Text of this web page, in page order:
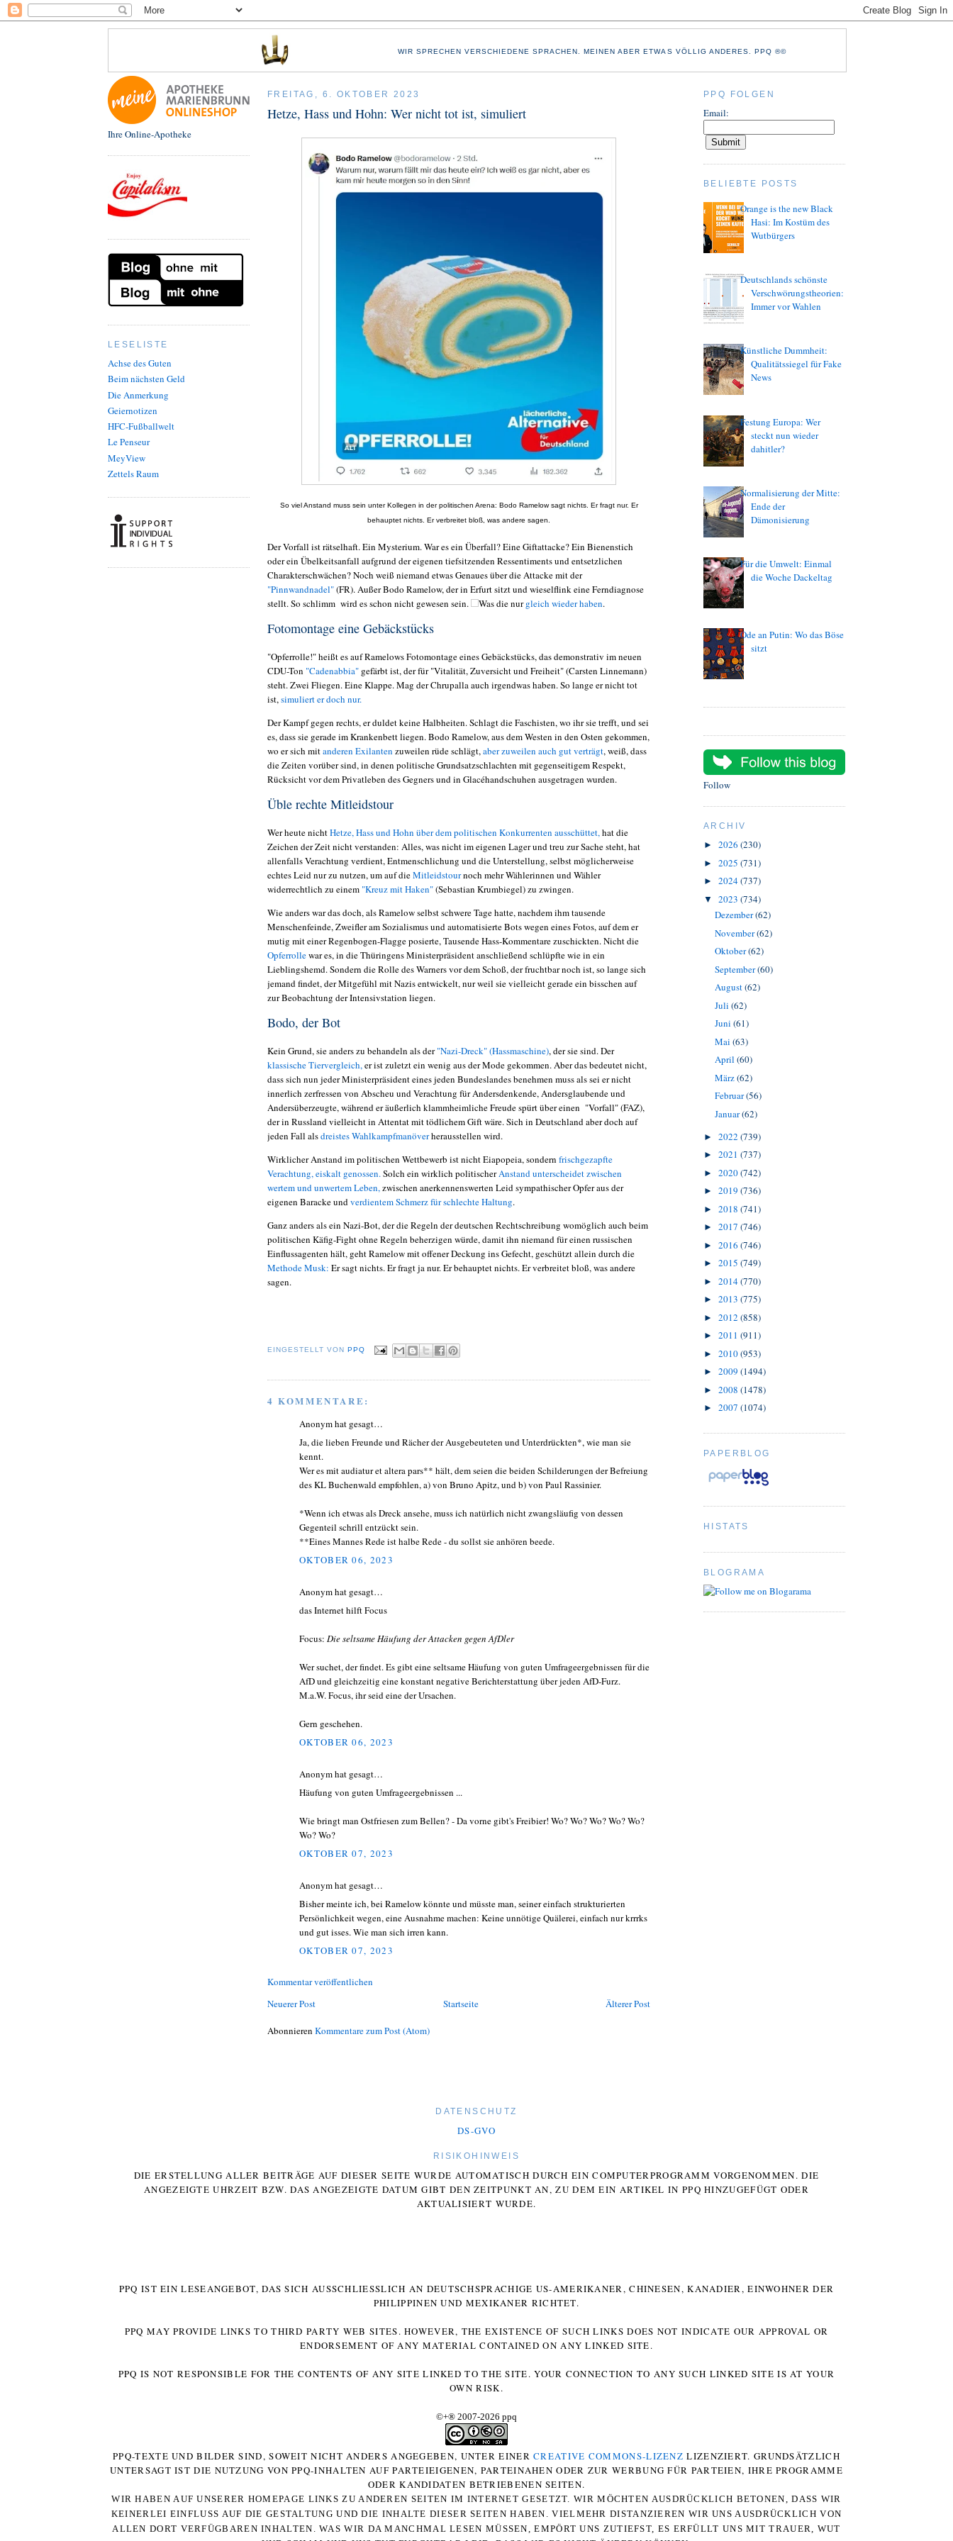
WIR SPRECHEN VERSCHIEDENE SPRACHEN. MEINEN ABER ETWAS VÖLLIG ANDERES. PPQ ®©
Ihre Online-Apotheke
LESELISTE
Achse des Guten
Beim nächsten Geld
Die Anmerkung
Geiernotizen
HFC-Fußballwelt
Le Penseur
MeyView
Zettels Raum
FREITAG, 6. OKTOBER 2023
Hetze, Hass und Hohn: Wer nicht tot ist, simuliert
So viel Anstand muss sein unter Kollegen in der politischen Arena: Bodo Ramelowsagt nichts. Er fragt nur. Er
behauptet nichts. Er verbreitet bloß, was andere sagen.
Der Vorfall ist rätselhaft. Ein Mysterium. War es ein Überfall? Eine Giftattacke? Ein Bienenstich
oder ein Übelkeitsanfall aufgrund der eigenen tiefsitzenden Ressentiments und entsetzlichen
Charakterschwächen? Noch weiß niemand etwas Genaues über die Attacke mit der
"Pinnwandnadel"(FR). Außer Bodo Ramelow, der in Erfurt sitzt und wieselflink eine Ferndiagnose
stellt. So schlimm wird es schon nicht gewesen sein.
Was die nurgleich wieder haben.
Fotomontage eine Gebäckstücks
"Opferrolle!" heißt es auf Ramelows Fotomontage eines Gebäckstücks, das demonstrativ im neuen
CDU-Ton "Cadenabbia" gefärbt ist, der für "Vitalität, Zuversicht und Freiheit" (Carsten Linnemann)
steht. Zwei Fliegen. Eine Klappe. Mag der Chrupalla auch irgendwas haben. So lange er nicht tot
ist, simuliert er doch nur.
Der Kampf gegen rechts, er duldet keine Halbheiten. Schlagt die Faschisten, wo ihr sie trefft, und sei
es, dass sie gerade im Krankenbett liegen. Bodo Ramelow, aus dem Westen in den Osten gekommen,
wo er sich mitanderen Exilanten zuweilen rüde schlägt, aber zuweilen auch gut verträgt, weiß, dass
die Zeiten vorüber sind, in denen politische Grundsatzschlachten mit gegenseitigem Respekt,
Rücksicht vor dem Privatleben des Gegners und in Glacéhandschuhen ausgetragen wurden.
Üble rechte Mitleidstour
Wer heute nichtHetze, Hass und Hohn über dem politischen Konkurrenten ausschüttet, hat die
Zeichen der Zeit nicht verstanden: Alles, was nicht im eigenen Lager und treu zur Sache steht, hat
allenfalls Verachtung verdient, Entmenschlichung und die Unterstellung, selbst möglicherweise
echtes Leid nur zu nutzen, um auf dieMitleidstournoch mehr Wählerinnen und Wähler
widerrechtlich zu einem "Kreuz mit Haken"(Sebastian Krumbiegel) zu zwingen.
Wie anders war das doch, als Ramelow selbst schwere Tage hatte, nachdem ihm tausende
Menschenfeinde, Zweifler am Sozialismus und automatisierte Bots wegen eines Fotos, auf dem er
mutig mit einer Regenbogen-Flagge posierte, Tausende Hass-Kommentare zuschickten. Nicht die
Opferrollewar es, in die Thüringens Ministerpräsident anschließend schlüpfte wie in ein
Lieblingshemd. Sondern die Rolle des Warners vor dem Schoß, der fruchtbar noch ist, so lange sich
jemand findet, der Mitgefühl mit Nazis entwickelt, nur weil sie vielleicht gerade ein bisschen auf
zur Beobachtung der Intensivstation liegen.
Bodo, der Bot
Kein Grund, sie anders zu behandeln als der"Nazi-Dreck" (Hassmaschine), der sie sind. Der
klassische Tiervergleich, er ist zuletzt ein wenig aus der Mode gekommen. Aber das bedeutet nicht,
dass sich nun jeder Ministerpräsident eines jeden Bundeslandes benehmen muss als sei er nicht
innerlich zerfressen von Abscheu und Verachtung für Andersdenkende, Andersglaubende und
Andersüberzeugte, während er äußerlich klammheimliche Freude spürt über einen "Vorfall" (FAZ),
der in Russland vielleicht in Attentat mit tödlichem Gift wäre. Sich in Deutschland aber doch auf
jeden Fall alsdreistes Wahlkampfmanöverherausstellen wird.
Wirklicher Anstand im politischen Wettbewerb ist nicht Eiapopeia, sondern frischgezapfte
Verachtung, eiskalt genossen. Solch ein wirklich politischerAnstand unterscheidet zwischen
wertem und unwertem Leben, zwischen anerkennenswerten Leid sympathischer Opfer aus der
eigenen Baracke und verdientem Schmerz für schlechte Haltung.
Ganz anders als ein Nazi-Bot, der die Regeln der deutschen Rechtschreibung womöglich auch beim
politischen Käfig-Fight ohne Regeln beherzigen würde, damit ihn niemand für einen russischen
Einflussagenten hält, geht Ramelow mit offener Deckung ins Gefecht, geschützt allein durch die
Methode Musk: Er sagt nichts. Er fragt ja nur. Er behauptet nichts. Er verbreitet bloß, was andere
sagen.
EINGESTELLT VON PPQ
4 KOMMENTARE:
Anonym hat gesagt…
Ja, die lieben Freunde und Rächer der Ausgebeuteten und Unterdrückten*, wie man sie
kennt.
Wer es mit audiatur et altera pars** hält, dem seien die beiden Schilderungen der Befreiung
des KL Buchenwald empfohlen, a) von Bruno Apitz, und b) von Paul Rassinier.
*Wenn ich etwas als Dreck ansehe, muss ich natürlich nicht zwangsläufig von dessen
Gegenteil schrill entzückt sein.
**Eines Mannes Rede ist halbe Rede - du sollst sie anhören beede.
OKTOBER 06, 2023
Anonym hat gesagt…
das Internet hilft Focus
Focus: Die seltsame Häufung der Attacken gegen AfDler
Wer suchet, der findet. Es gibt eine seltsame Häufung von guten Umfrageergebnissen für die
AfD und gleichzeitig eine konstant negative Berichterstattung über jeden AfD-Furz.
M.a.W. Focus, ihr seid eine der Ursachen.
Gern geschehen.
OKTOBER 06, 2023
Anonym hat gesagt…
Häufung von guten Umfrageergebnissen ...
Wie bringt man Ostfriesen zum Bellen? - Da vorne gibt's Freibier! Wo? Wo? Wo? Wo? Wo?
Wo? Wo?
OKTOBER 07, 2023
Anonym hat gesagt…
Bisher meinte ich, bei Ramelow könnte und müsste man, seiner einfach strukturierten
Persönlichkeit wegen, eine Ausnahme machen: Keine unnötige Quälerei, einfach nur krrrks
und gut isses. Wie man sich irren kann.
OKTOBER 07, 2023
Kommentar veröffentlichen
Neuerer Post
Älterer Post
Startseite
Abonnieren Kommentare zum Post (Atom)
PPQ FOLGEN
Email:
BELIEBTE POSTS
Orange is the new Black
Hasi: Im Kostüm des
Wutbürgers
Deutschlands schönste
Verschwörungstheorien:
Immer vor Wahlen
Künstliche Dummheit:
Qualitätssiegel für Fake
News
Festung Europa: Wer
steckt nun wieder
dahitler?
Normalisierung der Mitte:
Ende der
Dämonisierung
Für die Umwelt: Einmal
die Woche Dackeltag
Ode an Putin: Wo das Böse
sitzt
Follow
ARCHIV
► 2026 (230)
► 2025 (731)
► 2024(737)
▼ 2023 (734)
Dezember(62)
November(62)
Oktober(62)
September(60)
August(62)
Juli (62)
Juni (61)
Mai (63)
April (60)
März(62)
Februar(56)
Januar(62)
► 2022 (739)
► 2021 (737)
► 2020(742)
► 2019 (736)
► 2018 (741)
► 2017 (746)
► 2016 (746)
► 2015 (749)
► 2014(770)
► 2013 (775)
► 2012 (858)
► 2011 (911)
► 2010(953)
► 2009 (1494)
► 2008 (1478)
► 2007 (1074)
PAPERBLOG
HISTATS
BLOGRAMA
DATENSCHUTZ
DS-GVO
RISIKOHINWEIS
DIE ERSTELLUNG ALLER BEITRÄGE AUF DIESER SEITE WURDE AUTOMATISCH DURCH EIN COMPUTERPROGRAMM VORGENOMMEN. DIE
ANGEZEIGTE UHRZEIT BZW. DAS ANGEZEIGTE DATUM GIBT DEN ZEITPUNKT AN, ZU DEM EIN ARTIKEL IN PPQ HINZUGEFÜGT ODER
AKTUALISIERT WURDE.
PPQ IST EIN LESEANGEBOT, DAS SICH AUSSCHLIESSLICH AN DEUTSCHSPRACHIGE US-AMERIKANER, CHINESEN, KANADIER, EINWOHNER DER P
HILIPPINEN UND MEXIKANER RICHTET.
PPQ MAY PROVIDE LINKS TO THIRD PARTY WEB SITES. HOWEVER, THE EXISTENCE OF SUCH LINKS DOES NOT INDICATE OUR APPROVAL OR
ENDORSEMENT OF ANY MATERIAL CONTAINED ON ANY LINKED SITE.
PPQ IS NOT RESPONSIBLE FOR THE CONTENTS OF ANY SITE LINKED TO THE SITE. YOUR CONNECTION TO ANY SUCH LINKED SITE IS AT YOUR
OWN RISK.
©+® 2007-2026 ppq
PPQ-TEXTE UND BILDER SIND, SOWEIT NICHT ANDERS ANGEGEBEN, UNTER EINERCREATIVE COMMONS-LIZENZ LIZENZIERT. GRUNDSÄTZLICH
UNTERSAGT IST DIE NUTZUNG VON PPQ-INHALTEN AUF PARTEIEIGENEN, PARTEINAHEN ODER ZUR WERBUNG FÜR PARTEIEN, IHRE PROGRAMME
ODER KANDIDATEN BETRIEBENEN SEITEN.
WIR HABEN AUF UNSERER HOMEPAGE LINKS ZU ANDEREN SEITEN IM INTERNET GESETZT. WIR MÖCHTEN AUSDRÜCKLICH BETONEN, DASS WIR
KEINERLEI EINFLUSS AUF DIE GESTALTUNG UND DIE INHALTE DIESER SEITEN HABEN. VIELMEHR DISTANZIEREN WIR UNS AUSDRÜCKLICH VON
ALLEN DORT VERFÜGBAREN INHALTEN. WAS WIR DA MANCHMAL LESEN MÜSSEN, EMPÖRT UNS ZUTIEFST, ES ERFÜLLT UNS MIT TRAUER, WUT